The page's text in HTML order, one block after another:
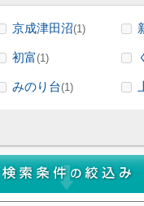
京成津田沼(1)
初富(1)
みのり台(1)